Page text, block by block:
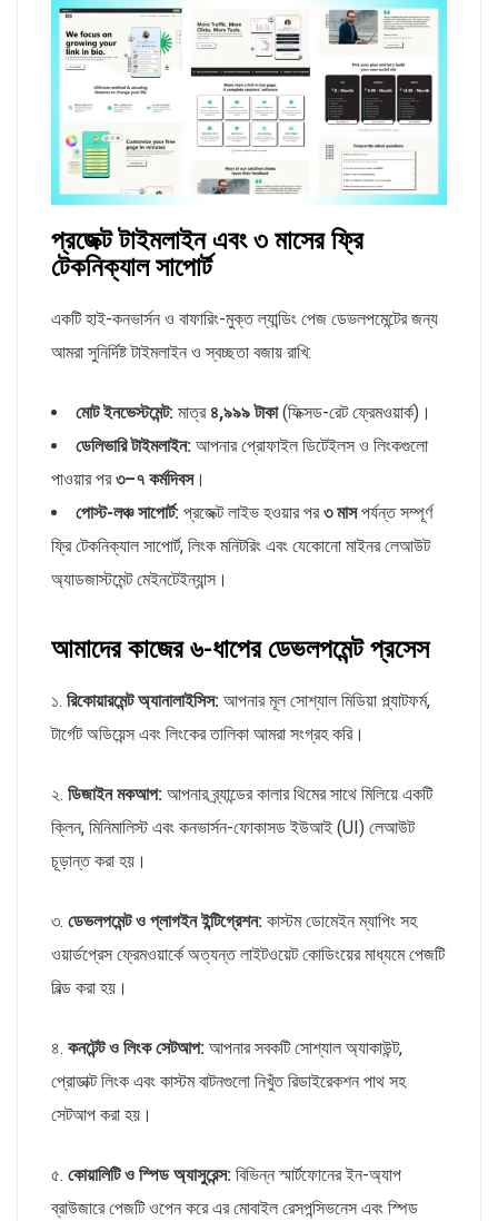
প্রজেক্ট টাইমলাইন এবং ৩ মাসের ফ্রি
টেকনিক্যাল সাপোর্ট
একটি হাই-কনভার্সন ও বাফারিং-মুক্ত ল্যান্ডিং পেজ ডেভলপমেন্টের জন্য
আমরা সুনির্দিষ্ট টাইমলাইন ও স্বচ্ছতা বজায় রাখি:
মোট ইনভেস্টমেন্ট: মাত্র ৪,৯৯৯ টাকা(ফিক্সড-রেট ফ্রেমওয়ার্ক)।
ডেলিভারি টাইমলাইন: আপনার প্রোফাইল ডিটেইলস ও লিংকগুলো
পাওয়ার পর৩–৭ কর্মদিবস।
পোস্ট-লঞ্চ সাপোর্ট: প্রজেক্ট লাইভ হওয়ার পর৩ মাসপর্যন্ত সম্পূর্ণ
ফ্রি টেকনিক্যাল সাপোর্ট, লিংক মনিটরিং এবং যেকোনো মাইনর লেআউট
অ্যাডজাস্টমেন্ট মেইনটেইন্যান্স।
আমাদের কাজের ৬-ধাপের ডেভলপমেন্ট প্রসেস
১. রিকোয়ারমেন্ট অ্যানালাইসিস: আপনার মূল সোশ্যাল মিডিয়া প্ল্যাটফর্ম,
টার্গেট অডিয়েন্স এবং লিংকের তালিকা আমরা সংগ্রহ করি।
২. ডিজাইন মকআপ: আপনার ব্র্যান্ডের কালার থিমের সাথে মিলিয়ে একটি
ক্লিন, মিনিমালিস্ট এবং কনভার্সন-ফোকাসড ইউআই (UI) লেআউট
চূড়ান্ত করা হয়।
৩. ডেভলপমেন্ট ও প্লাগইন ইন্টিগ্রেশন: কাস্টম ডোমেইন ম্যাপিং সহ
ওয়ার্ডপ্রেস ফ্রেমওয়ার্কে অত্যন্ত লাইটওয়েট কোডিংয়ের মাধ্যমে পেজটি
বিল্ড করা হয়।
৪. কনটেন্ট ও লিংক সেটআপ: আপনার সবকটি সোশ্যাল অ্যাকাউন্ট,
প্রোডাক্ট লিংক এবং কাস্টম বাটনগুলো নিখুঁত রিডাইরেকশন পাথ সহ
সেটআপ করা হয়।
৫. কোয়ালিটি ও স্পিড অ্যাসুরেন্স: বিভিন্ন স্মার্টফোনের ইন-অ্যাপ
ব্রাউজারে পেজটি ওপেন করে এর মোবাইল রেসপন্সিভনেস এবং স্পিড